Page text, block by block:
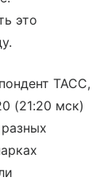
это
ТАСС,
(21:20 мск)